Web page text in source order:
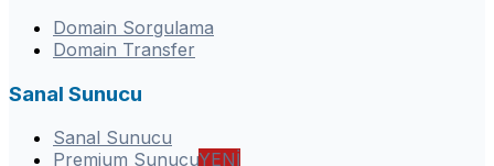
Domain Sorgulama
Domain Transfer
Sanal Sunucu
Sanal Sunucu
Premium SunucuYENİ